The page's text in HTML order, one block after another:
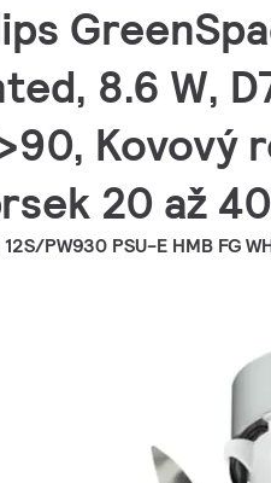
8.6 W,
20 až
PW930 PSU-E HMB FG